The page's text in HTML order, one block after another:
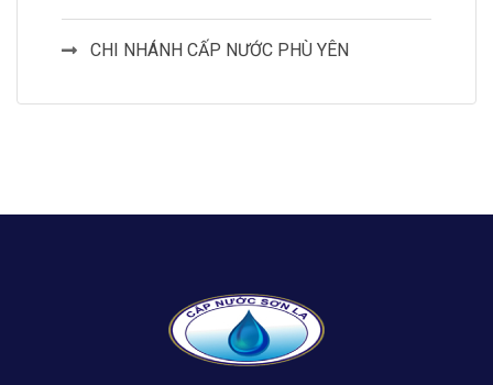
CHI NHÁNH CẤP NƯỚC PHÙ YÊN